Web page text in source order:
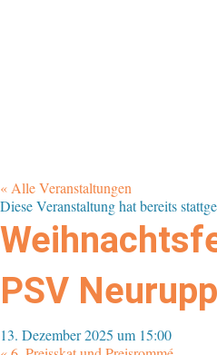
« Alle Veranstaltungen
Diese Veranstaltung hat bereits
PSV
13. Dezember 2025 um 15:00